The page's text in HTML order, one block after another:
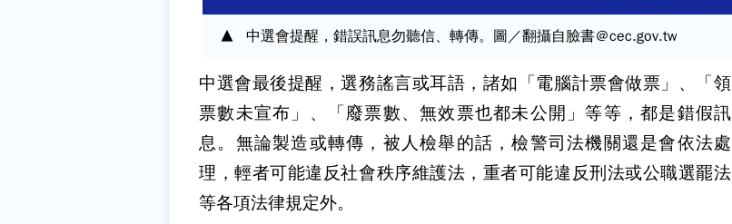
中選會提醒，錯誤訊息勿聽信、轉傳。圖／翻攝自臉書＠cec.gov.tw
中選會最後提醒，選務謠言或耳語，諸如「電腦計票會做票」、「領
票數未宣布」、「廢票數、無效票也都未公開」等等，都是錯假訊
息。無論製造或轉傳，被人檢舉的話，檢警司法機關還是會依法處
理，輕者可能違反社會秩序維護法，重者可能違反刑法或公職選罷法
等各項法律規定外。